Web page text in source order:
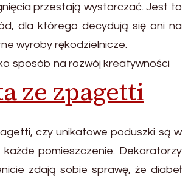
przestają wystarczać. Jest to
dla którego decydują się oni na
wyroby rękodzielnicze.
sposób na rozwój kreatywności
ze zpagetti
czy unikatowe poduszki są w
każde pomieszczenie. Dekoratorzy
zdają sobie sprawę, że diabeł